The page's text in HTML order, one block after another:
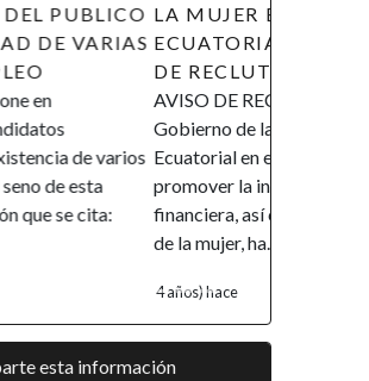
EN GUINEA
(AIMUGE) - AVISO
RECLUTAMIENTO El
de la República de Guinea
en el marco de su política de
la inclusión y la autonomía
así como el empoderamiento
esta información